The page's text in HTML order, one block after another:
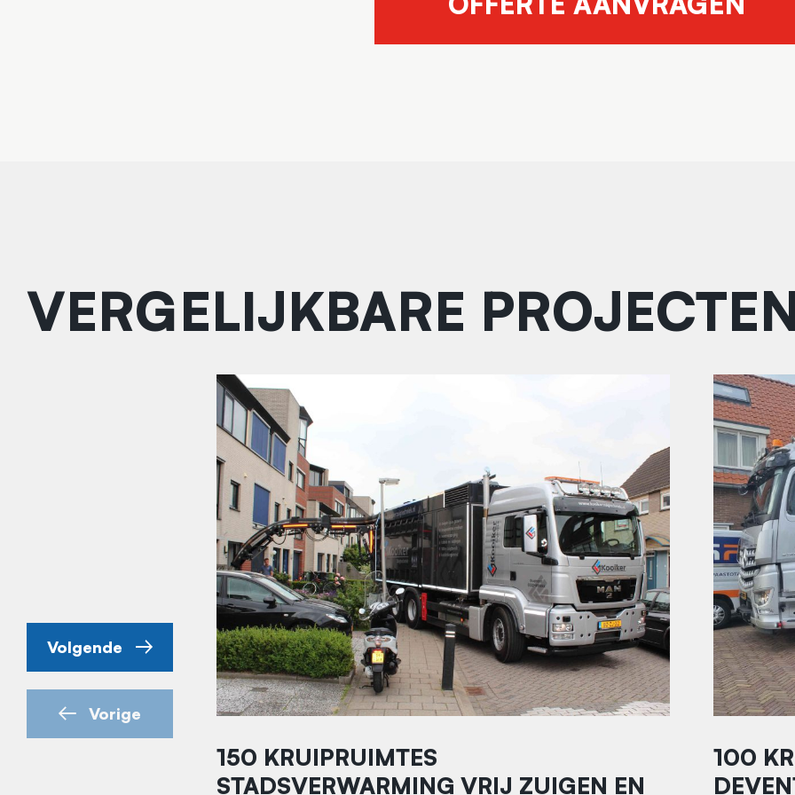
VERGELIJKBARE
Volgende
Vorige
150 KRUIPRUIMTES
STADSVERWARMING VRIJ ZUIGEN EN
100